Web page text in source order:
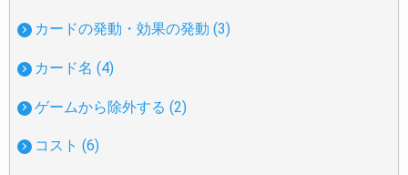
カードの発動・効果の発動 (3)
カード名 (4)
ゲームから除外する (2)
コスト (6)